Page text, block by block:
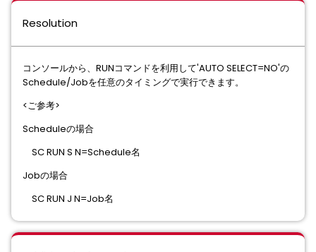
Resolution
コンソールから、RUNコマンドを利用して'AUTO SELECT=NO'の
Schedule/Jobを任意のタイミングで実行できます。
<ご参考>
Scheduleの場合
SC RUN S N=Schedule名
Jobの場合
SC RUN J N=Job名